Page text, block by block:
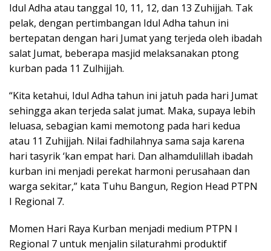
Idul Adha atau tanggal 10, 11, 12, dan 13 Zuhijjah. Tak
pelak, dengan pertimbangan Idul Adha tahun ini
bertepatan dengan hari Jumat yang terjeda oleh ibadah
salat Jumat, beberapa masjid melaksanakan ptong
kurban pada 11 Zulhijjah.
“Kita ketahui, Idul Adha tahun ini jatuh pada hari Jumat
sehingga akan terjeda salat jumat. Maka, supaya lebih
leluasa, sebagian kami memotong pada hari kedua
atau 11 Zuhijjah. Nilai fadhilahnya sama saja karena
hari tasyrik ‘kan empat hari. Dan alhamdulillah ibadah
kurban ini menjadi perekat harmoni perusahaan dan
warga sekitar,” kata Tuhu Bangun, Region Head PTPN
I Regional 7.
Momen Hari Raya Kurban menjadi medium PTPN I
Regional 7 untuk menjalin silaturahmi produktif